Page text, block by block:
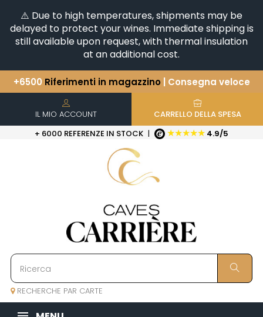
⚠️ Due to high temperatures, shipments may be
delayed to protect your wines. Immediate shipping is
still available upon request, with thermal insulation
at an additional cost.
+6500 Riferimenti in magazzino| Consegna veloce
Avete una domanda?
Scopri la nostra selezione di
Orizzontali e Verticali
IL MIO ACCOUNT
CARRELLO DELLA SPESA
+ 6000 REFERENZE IN STOCK | ★★★★★ 4.9/5
RECHERCHE PAR CARTE